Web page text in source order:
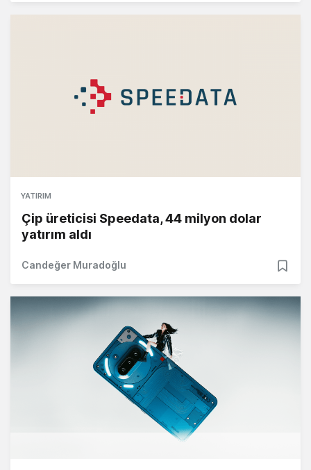
YATIRIM
Çip üreticisi Speedata, 44 milyon dolar
yatırım aldı
Candeğer Muradoğlu